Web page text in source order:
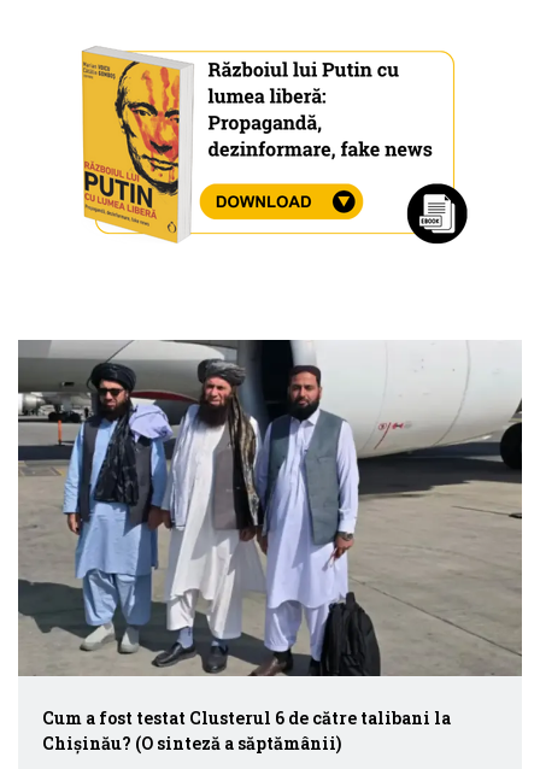
Cum a fost testat Clusterul 6 de către talibani la
Chișinău? (O sinteză a săptămânii)